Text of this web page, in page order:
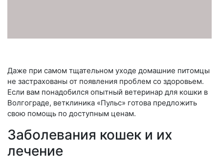
Даже при самом тщательном уходе домашние питомцы
не застрахованы от появления проблем со здоровьем.
Если вам понадобился опытный ветеринар для кошки в
Волгограде, ветклиника «Пульс» готова предложить
свою помощь по доступным ценам.
Заболевания кошек и их
лечение